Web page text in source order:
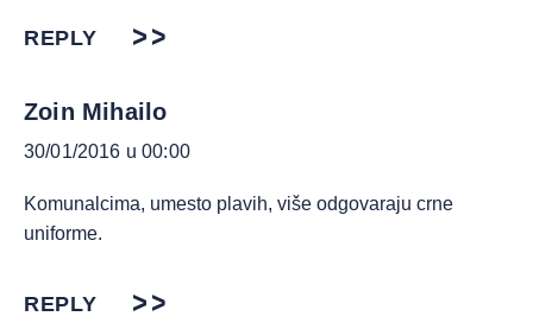
REPLY
Zoin Mihailo
30/01/2016 u 00:00
Komunalcima, umesto plavih, više odgovaraju crne
uniforme.
REPLY